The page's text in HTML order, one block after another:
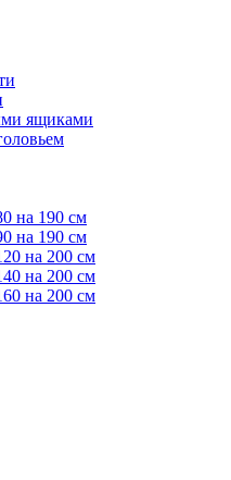
ящиками
на 190 см
на 190 см
на 200 см
на 200 см
на 200 см